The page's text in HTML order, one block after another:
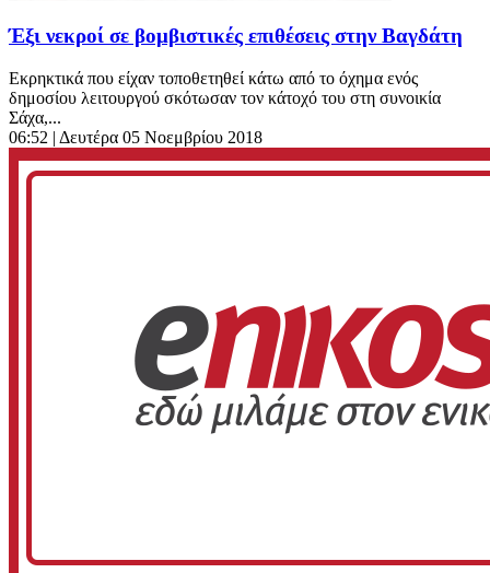
Έξι νεκροί σε βομβιστικές επιθέσεις στην Βαγδάτη
Εκρηκτικά που είχαν τοποθετηθεί κάτω από το όχημα ενός
δημοσίου λειτουργού σκότωσαν τον κάτοχό του στη συνοικία
Σάχα,...
06:52 | Δευτέρα 05 Νοεμβρίου 2018